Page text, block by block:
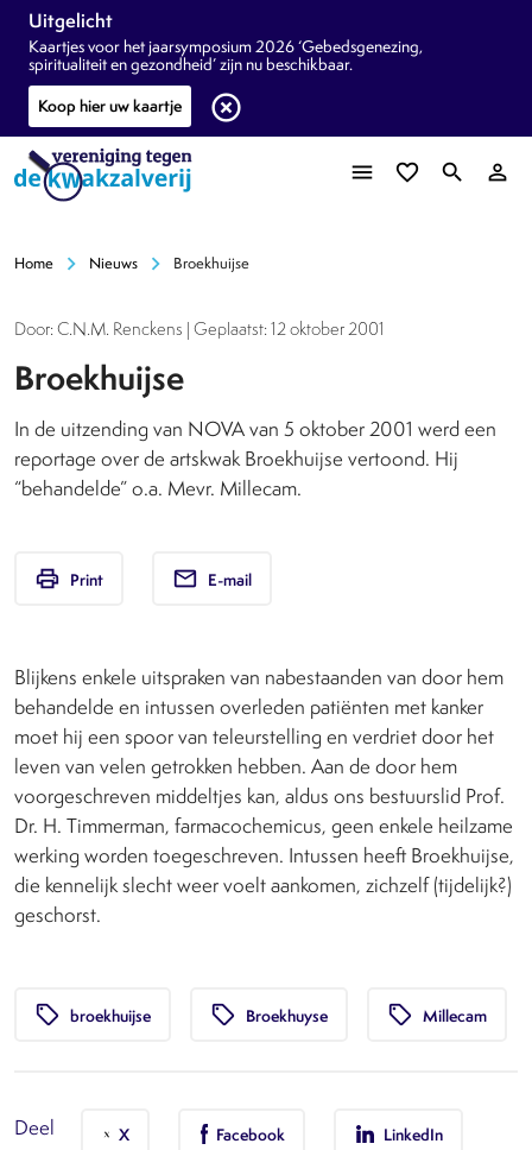
Uitgelicht
Kaartjes voor het jaarsymposium 2026 ‘Gebedsgenezing,
spiritualiteit en gezondheid’ zijn nu beschikbaar.
Koop hier uw kaartje
highlight_off
menu favorite_border search person_outline
Home chevron_right Nieuws chevron_right Broekhuijse
Door: C.N.M. Renckens | Geplaatst: 12 oktober 2001
Broekhuijse
In de uitzending van NOVA van 5 oktober 2001 werd een
reportage over de artskwak Broekhuijse vertoond. Hij
“behandelde” o.a. Mevr. Millecam.
print Print email E-mail
Blijkens enkele uitspraken van nabestaanden van door hem
behandelde en intussen overleden patiënten met kanker
moet hij een spoor van teleurstelling en verdriet door het
leven van velen getrokken hebben. Aan de door hem
voorgeschreven middeltjes kan, aldus ons bestuurslid Prof.
Dr. H. Timmerman, farmacochemicus, geen enkele heilzame
werking worden toegeschreven. Intussen heeft Broekhuijse,
die kennelijk slecht weer voelt aankomen, zichzelf (tijdelijk?)
geschorst.
local_offer broekhuijse local_offer Broekhuyse local_offer Millecam
Deel X Facebook LinkedIn